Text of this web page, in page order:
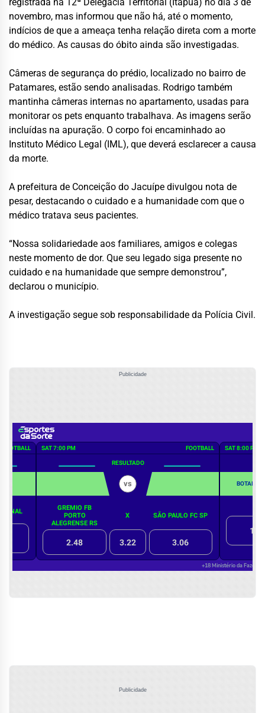
novembro, mas informou que não há, até o momento,
indícios de que a ameaça tenha relação direta com a morte
do médico. As causas do óbito ainda são investigadas.
Câmeras de segurança do prédio, localizado no bairro de
Patamares, estão sendo analisadas. Rodrigo também
mantinha câmeras internas no apartamento, usadas para
monitorar os pets enquanto trabalhava. As imagens serão
incluídas na apuração. O corpo foi encaminhado ao
Instituto Médico Legal (IML), que deverá esclarecer a causa
da morte.
A prefeitura de Conceição do Jacuípe divulgou nota de
pesar, destacando o cuidado e a humanidade com que o
médico tratava seus pacientes.
“Nossa solidariedade aos familiares, amigos e colegas
neste momento de dor. Que seu legado siga presente no
cuidado e na humanidade que sempre demonstrou”,
declarou o município.
A investigação segue sob responsabilidade da Polícia Civil.
Publicidade
Publicidade